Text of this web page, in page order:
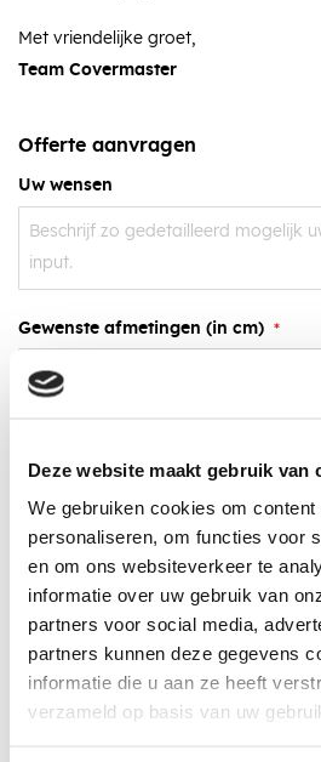
Deze website maakt gebruik van
We gebruiken cookies om
personaliseren, om functies voor
en om ons websiteverkeer te
informatie over uw gebruik van
partners voor social media,
partners kunnen deze gegevens
informatie die u aan ze heeft
verzameld op basis van uw
Met vriendelijke groet,
Team Covermaster
Offerte aanvragen
Uw wensen
Gewenste afmetingen (in cm)
U kunt hier eventueel uw tekening
Bestand toevoegen (max. 2MB)
Bestand toevoegen (max. 2MB)
Bestand toevoegen (max. 2MB)